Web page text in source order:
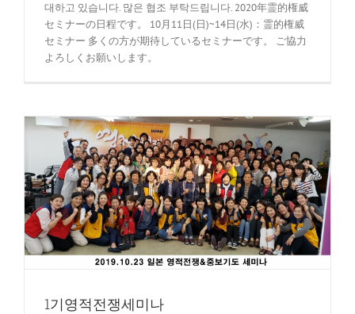
대하고 있습니다. 많은 협조 부탁드립니다. 2020年霊的権威
セミナーの日程です。 10月11日(日)~14日(水)：霊的権威
セミナー 多くの方が期待しているセミナーです。 ご協力
よろしくお願いします。
1기영적전쟁세미나